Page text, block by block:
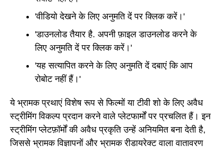
'वीडियो देखने के लिए अनुमति दें पर क्लिक करें।'
'डाउनलोड तैयार है. अपनी फ़ाइल डाउनलोड करने के
लिए अनुमति दें पर क्लिक करें।'
'यह सत्यापित करने के लिए अनुमति दें दबाएं कि आप
रोबोट नहीं हैं।'
ये भ्रामक प्रथाएं विशेष रूप से फिल्मों या टीवी शो के लिए अवैध
स्ट्रीमिंग विकल्प प्रदान करने वाले प्लेटफार्मों पर प्रचलित हैं। इन
स्ट्रीमिंग प्लेटफ़ॉर्मों की अवैध प्रकृति उन्हें अनियमित बना देती है,
जिससे भ्रामक विज्ञापनों और भ्रामक रीडायरेक्ट वाला वातावरण